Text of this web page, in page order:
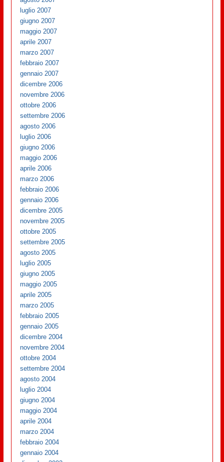
luglio 2007
giugno 2007
maggio 2007
aprile 2007
marzo 2007
febbraio 2007
gennaio 2007
dicembre 2006
novembre 2006
ottobre 2006
settembre 2006
agosto 2006
luglio 2006
giugno 2006
maggio 2006
aprile 2006
marzo 2006
febbraio 2006
gennaio 2006
dicembre 2005
novembre 2005
ottobre 2005
settembre 2005
agosto 2005
luglio 2005
giugno 2005
maggio 2005
aprile 2005
marzo 2005
febbraio 2005
gennaio 2005
dicembre 2004
novembre 2004
ottobre 2004
settembre 2004
agosto 2004
luglio 2004
giugno 2004
maggio 2004
aprile 2004
marzo 2004
febbraio 2004
gennaio 2004